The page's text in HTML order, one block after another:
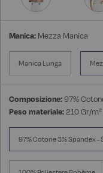
Manica: Mezza Manica
Manica Lunga
Composizione:97%
Peso materiale:210 Gr/m²
97% Cotone 3% Spandex -